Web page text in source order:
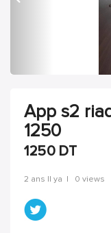
App s2
1250
1250 DT
2 ans Il ya | 0 views